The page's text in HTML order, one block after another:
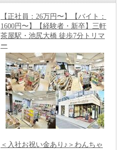
【正社員：26万円〜】【バイト：
1600円〜】【経験者・新卒】三軒
茶屋駅・池尻大橋 徒歩7分トリマ
ー
＜入社お祝い金あり♪＞わんちゃ